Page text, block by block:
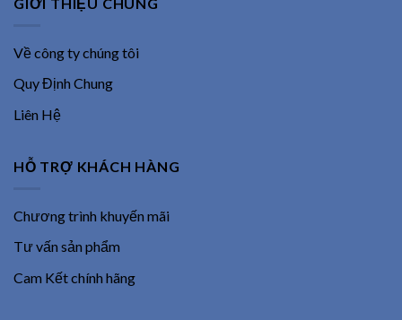
Về công ty chúng tôi
Quy Định Chung
Liên Hệ
HỖ TRỢ KHÁCH HÀNG
Chương trình khuyến mãi
Tư vấn sản phẩm
Cam Kết chính hãng